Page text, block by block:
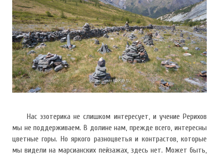
Нас эзотерика не слишком интересует, и учение Рерихов
мы не поддерживаем. В долине нам, прежде всего, интересны
цветные горы. Но яркого разноцветья и контрастов, которые
мы видели на марсианских пейзажах, здесь нет. Может быть,